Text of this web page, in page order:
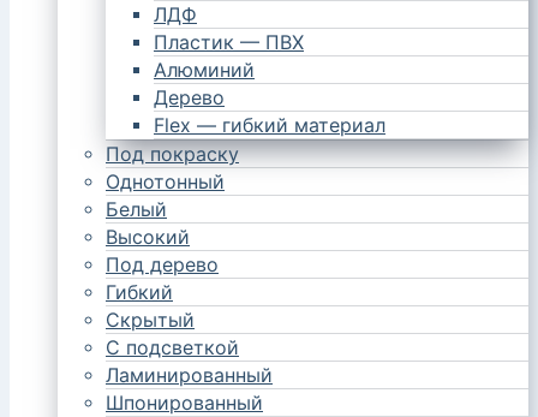
ЛДФ
Пластик — ПВХ
Алюминий
Дерево
Flex — гибкий материал
Под покраску
Однотонный
Белый
Высокий
Под дерево
Гибкий
Скрытый
С подсветкой
Ламинированный
Шпонированный